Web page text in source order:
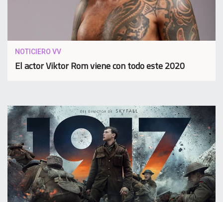
NOTICIERO VV
El actor Viktor Rom viene con todo este 2020